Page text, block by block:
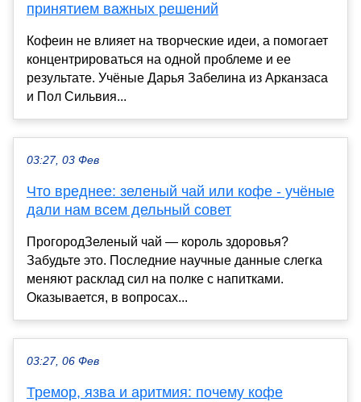
принятием важных решений
Кофеин не влияет на творческие идеи, а помогает
концентрироваться на одной проблеме и ее
результате. Учёные Дарья Забелина из Арканзаса
и Пол Сильвия...
03:27, 03 Фев
Что вреднее: зеленый чай или кофе - учёные
дали нам всем дельный совет
ПрогородЗеленый чай — король здоровья?
Забудьте это. Последние научные данные слегка
меняют расклад сил на полке с напитками.
Оказывается, в вопросах...
03:27, 06 Фев
Тремор, язва и аритмия: почему кофе